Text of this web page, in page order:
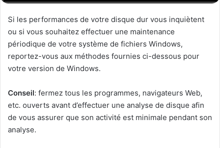
Si les performances de votre disque dur vous inquiètent
ou si vous souhaitez effectuer une maintenance
périodique de votre système de fichiers Windows,
reportez-vous aux méthodes fournies ci-dessous pour
votre version de Windows.
Conseil: fermez tous les programmes, navigateurs Web,
etc. ouverts avant d’effectuer une analyse de disque afin
de vous assurer que son activité est minimale pendant son
analyse.